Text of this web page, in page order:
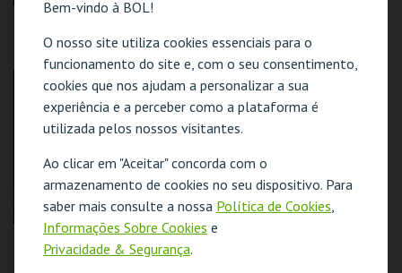
Bem-vindo à BOL!
O nosso site utiliza cookies essenciais para o
funcionamento do site e, com o seu consentimento,
cookies que nos ajudam a personalizar a sua
experiência e a perceber como a plataforma é
utilizada pelos nossos visitantes.
Ao clicar em "Aceitar" concorda com o
armazenamento de cookies no seu dispositivo. Para
saber mais consulte a nossa Política de Cookies,
Informações Sobre Cookies e
Privacidade & Segurança.
CAUSAS | FLESH
CINEMATECA
MAIS INFO
COMPRAR
CAUSAS | THE LAST
PICTURE SHOW
CINEMATECA
MAIS INFO
COMPRAR
REBELDES SEM
CAUSAS |
O evento escolhido não está disponível
OK